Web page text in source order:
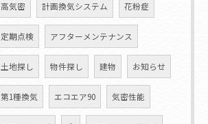
高気密 計画換気システム 花粉症
定期点検 アフターメンテナンス
土地探し 物件探し 建物 お知らせ
第1種換気 エコエア90 気密性能